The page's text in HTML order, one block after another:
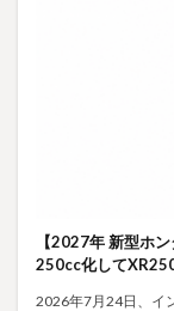
【2027年 新型ホ
250cc化して
2026年7月24日、イ